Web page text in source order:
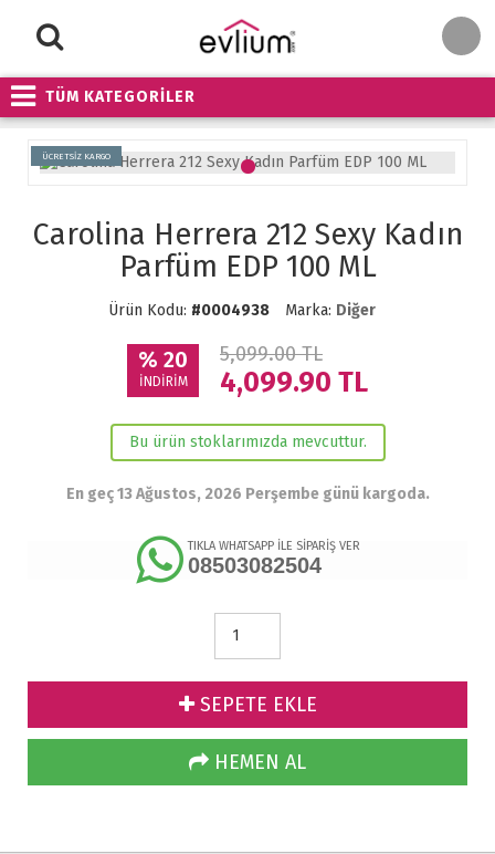
TÜM KATEGORİLER
ÜCRETSİZ KARGO
Carolina Herrera 212 Sexy Kadın
Parfüm EDP 100 ML
Ürün Kodu: #0004938 Marka: Diğer
% 20
İNDİRİM
5,099.00 TL
4,099.90 TL
Bu ürün stoklarımızda mevcuttur.
En geç 13 Ağustos, 2026 Perşembe günü kargoda.
TIKLA WHATSAPP İLE SİPARİŞ VER
08503082504
SEPETE EKLE
HEMEN AL